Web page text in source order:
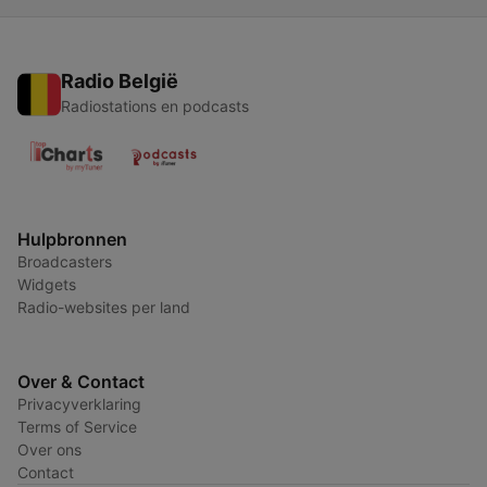
Radio België
Radiostations en podcasts
Hulpbronnen
Broadcasters
Widgets
Radio-websites per land
Over & Contact
Privacyverklaring
Terms of Service
Over ons
Contact